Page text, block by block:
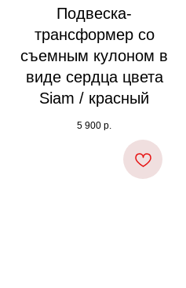
Подвеска-
трансформер со
съемным кулоном в
виде сердца цвета
Siam / красный
5 900 р.